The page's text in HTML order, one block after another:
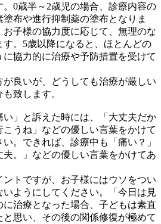
0歳半～2歳児の場合、診療内容の
布や進行抑制薬の塗布となりま
子様の協力度に応じて、無理のな
。5歳以降になると、ほとんどの
協力的に治療や予防措置を受けて
良いが、どうしても治療が厳しい
致します。
い」と訴えた時には、「大丈夫だか
うね」などの優しい言葉をかけて
。できれば、診療中も「痛い？」
。」などの優しい言葉をかけてあ
トですが、お子様にはウソをつい
ようにしてください。「今日は見
に治療となった場合、子どもは素直
思い、その後の関係修復が極めて